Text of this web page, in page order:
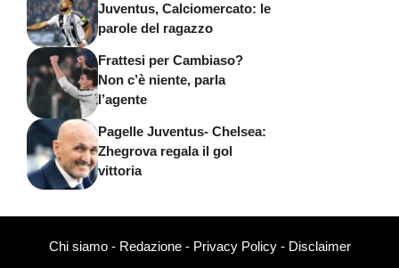
Juventus, Calciomercato: le
parole del ragazzo
Frattesi per Cambiaso?
Non c’è niente, parla
l’agente
Pagelle Juventus- Chelsea:
Zhegrova regala il gol
vittoria
Chi siamo- Redazione- Privacy Policy- Disclaimer